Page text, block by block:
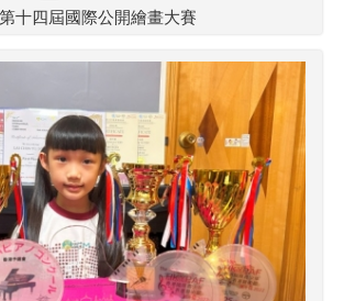
第十四屆國際公開繪畫大賽